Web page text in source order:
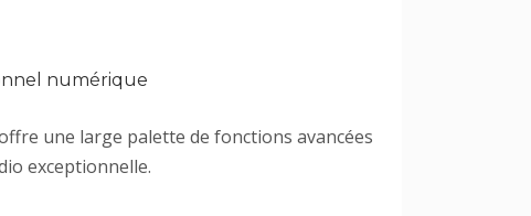
numérique
une large palette de fonctions avancées
exceptionnelle.